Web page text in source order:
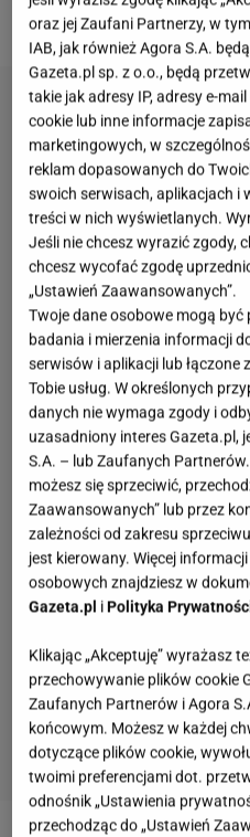
razu stała się gwiazdą i
oraz jej Zaufani Partnerzy, w
IAB, jak również Agora S.A.
Gazeta.pl sp. z o.o., będą
takie jak adresy IP, adresy e-
cookie lub inne informacje
marketingowych, w
reklam dopasowanych do
swoich serwisach, aplikacjach i
treści w nich wyświetlanych.
Jeśli nie chcesz wyrazić zgody,
chcesz wycofać zgodę
„Ustawień Zaawansowanych”.
Twoje dane osobowe mogą
badania i mierzenia informacji
serwisów i aplikacji lub
Tobie usług. W określonych
danych nie wymaga zgody i
uzasadniony interes Gazeta.pl,
S.A. – lub Zaufanych
możesz się sprzeciwić,
Zaawansowanych” lub przez
zależności od zakresu
jest kierowany. Więcej
osobowych znajdziesz w
Gazeta.pl i Polityka
Klikając „Akceptuję” wyrażasz
przechowywanie plików cookie
Zaufanych Partnerów i Agora
końcowym. Możesz w każdej
dotyczące plików cookie,
twoimi preferencjami dot.
odnośnik „Ustawienia
przechodząc do „Ustawień